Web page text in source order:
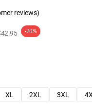
reviews)
-20%
XL 2XL 3XL